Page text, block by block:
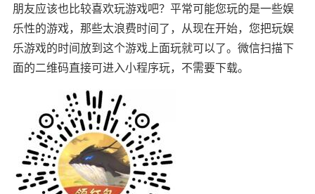
朋友应该也比较喜欢玩游戏吧？平常可能您玩的是一些娱
乐性的游戏，那些太浪费时间了，从现在开始，您把玩娱
乐游戏的时间放到这个游戏上面玩就可以了。微信扫描下
面的二维码直接可进入小程序玩，不需要下载。